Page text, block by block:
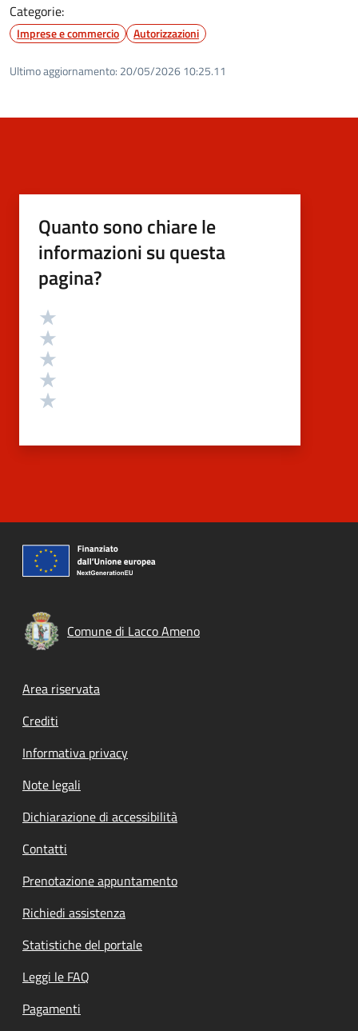
Categorie:
Imprese e commercio Autorizzazioni
Ultimo aggiornamento: 20/05/2026 10:25.11
Quanto sono chiare le
informazioni su questa
pagina?
Valutazione
Comune di Lacco Ameno
Footer menu
Area riservata
Crediti
Informativa privacy
Note legali
Dichiarazione di accessibilità
Contatti
Prenotazione appuntamento
Richiedi assistenza
Statistiche del portale
Leggi le FAQ
Pagamenti